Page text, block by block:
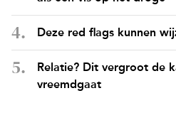
Deze red flags kunnen
Relatie? Dit vergroot de
vreemdgaat